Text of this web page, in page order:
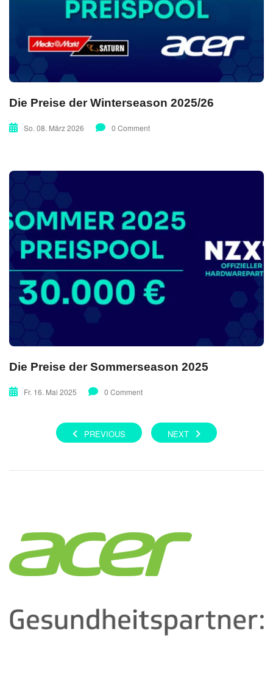
Die Preise der Winterseason 2025/26
So. 08. März 2026 0 Comment
Die Preise der Sommerseason 2025
Fr. 16. Mai 2025 0 Comment
PREVIOUS NEXT